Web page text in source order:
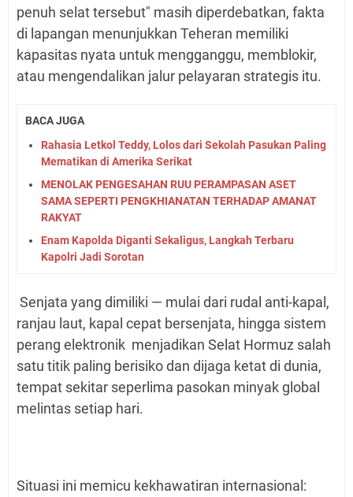
penuh selat tersebut" masih diperdebatkan, fakta
di lapangan menunjukkan Teheran memiliki
kapasitas nyata untuk mengganggu, memblokir,
atau mengendalikan jalur pelayaran strategis itu.
BACA JUGA
Rahasia Letkol Teddy, Lolos dari Sekolah Pasukan Paling
Mematikan di Amerika Serikat
MENOLAK PENGESAHAN RUU PERAMPASAN ASET
SAMA SEPERTI PENGKHIANATAN TERHADAP AMANAT
RAKYAT
Enam Kapolda Diganti Sekaligus, Langkah Terbaru
Kapolri Jadi Sorotan
Senjata yang dimiliki — mulai dari rudal anti-kapal,
ranjau laut, kapal cepat bersenjata, hingga sistem
perang elektronik menjadikan Selat Hormuz salah
satu titik paling berisiko dan dijaga ketat di dunia,
tempat sekitar seperlima pasokan minyak global
melintas setiap hari.
Situasi ini memicu kekhawatiran internasional: